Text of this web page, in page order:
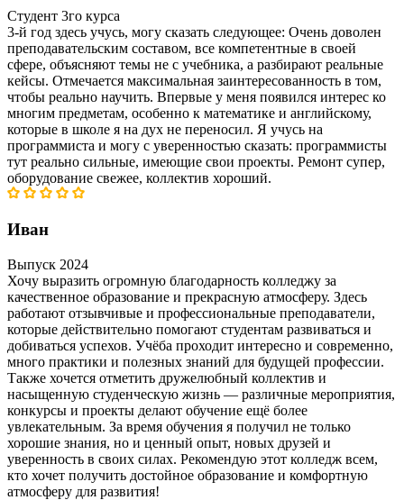
Студент 3го курса
3-й год здесь учусь, могу сказать следующее: Очень доволен
преподавательским составом, все компетентные в своей
сфере, объясняют темы не с учебника, а разбирают реальные
кейсы. Отмечается максимальная заинтересованность в том,
чтобы реально научить. Впервые у меня появился интерес ко
многим предметам, особенно к математике и английскому,
которые в школе я на дух не переносил. Я учусь на
программиста и могу с уверенностью сказать: программисты
тут реально сильные, имеющие свои проекты. Ремонт супер,
оборудование свежее, коллектив хороший.
Иван
Выпуск 2024
Хочу выразить огромную благодарность колледжу за
качественное образование и прекрасную атмосферу. Здесь
работают отзывчивые и профессиональные преподаватели,
которые действительно помогают студентам развиваться и
добиваться успехов. Учёба проходит интересно и современно,
много практики и полезных знаний для будущей профессии.
Также хочется отметить дружелюбный коллектив и
насыщенную студенческую жизнь — различные мероприятия,
конкурсы и проекты делают обучение ещё более
увлекательным. За время обучения я получил не только
хорошие знания, но и ценный опыт, новых друзей и
уверенность в своих силах. Рекомендую этот колледж всем,
кто хочет получить достойное образование и комфортную
атмосферу для развития!